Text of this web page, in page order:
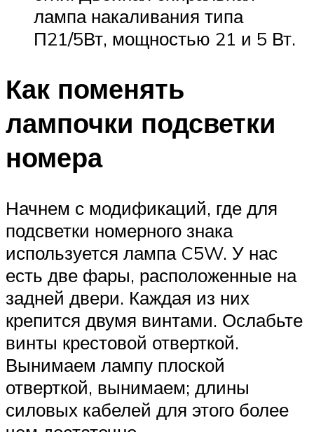
лампа накаливания типа
П21/5Вт, мощностью 21 и 5 Вт.
Как поменять
лампочки подсветки
номера
Начнем с модификаций, где для
подсветки номерного знака
используется лампа C5W. У нас
есть две фары, расположенные на
задней двери. Каждая из них
крепится двумя винтами. Ослабьте
винты крестовой отверткой.
Вынимаем лампу плоской
отверткой, вынимаем; длины
силовых кабелей для этого более